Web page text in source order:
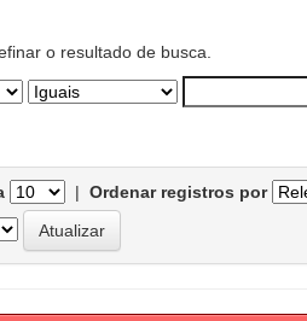
o resultado de busca.
| Ordenar registros por